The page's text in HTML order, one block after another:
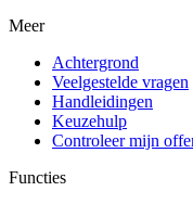
Meer
Achtergrond
Veelgestelde vragen
Handleidingen
Keuzehulp
Controleer mijn
Functies